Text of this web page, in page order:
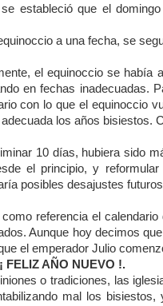
estableció que el
a una fecha, se
el equinoccio se había
en fechas inadecuadas.
con lo que el equinoccio
los años bisiestos.
10 días, hubiera sido
el principio, y
posibles desajustes
referencia el
Aunque hoy decimos
el emperador Julio
¡ FELIZ AÑO NUEVO !.
o tradiciones, las
mal los